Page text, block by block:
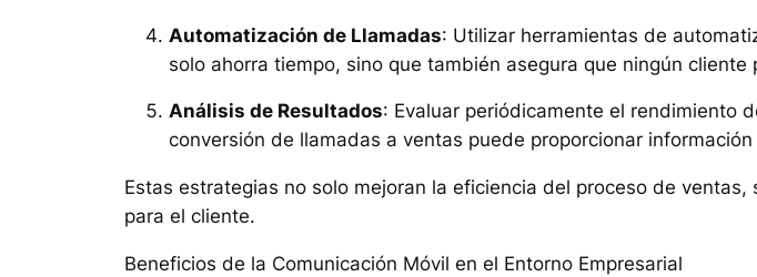
Automatización de Llamadas: Utilizar herramientas de
solo ahorra tiempo, sino que también asegura que ningún
Análisis de Resultados: Evaluar periódicamente el rendimiento
conversión de llamadas a ventas puede proporcionar
Estas estrategias no solo mejoran la eficiencia del proceso de
para el cliente.
Beneficios de la Comunicación Móvil en el Entorno Empresarial